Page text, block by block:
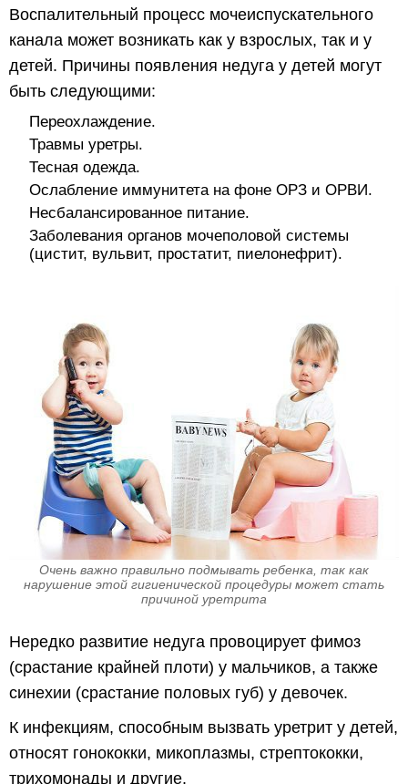
Воспалительный процесс мочеиспускательного
канала может возникать как у взрослых, так и у
детей. Причины появления недуга у детей могут
быть следующими:
Переохлаждение.
Травмы уретры.
Тесная одежда.
Ослабление иммунитета на фоне ОРЗ и ОРВИ.
Несбалансированное питание.
Заболевания органов мочеполовой системы
(цистит, вульвит, простатит, пиелонефрит).
Очень важно правильно подмывать ребенка, так как
нарушение этой гигиенической процедуры может стать
причиной уретрита
Нередко развитие недуга провоцирует фимоз
(срастание крайней плоти) у мальчиков, а также
синехии (срастание половых губ) у девочек.
К инфекциям, способным вызвать уретрит у детей,
относят гонококки, микоплазмы, стрептококки,
трихомонады и другие.